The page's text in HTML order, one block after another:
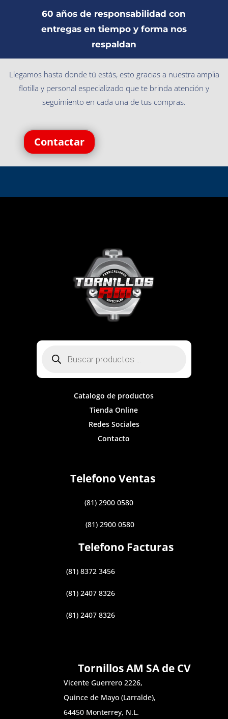
60 años de responsabilidad con
entregas en tiempo y forma nos
respaldan
Llegamos hasta donde tú estás, esto gracias a nuestra amplia
flotilla y personal especializado que te brinda atención y
seguimiento en cada una de tus compras.
Contactar
productos
Catalogo de productos
Tienda Online
Redes Sociales
Contacto
Telefono Ventas
(81) 2900 0580
(81) 2900 0580
Telefono Facturas
(81) 8372 3456
(81) 2407 8326
(81) 2407 8326
Tornillos AM SA de CV
Vicente Guerrero 2226,
Quince de Mayo (Larralde),
64450 Monterrey, N.L.